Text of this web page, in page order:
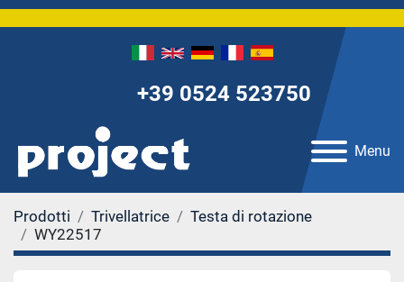
Menu
+39 0524 523750
Prodotti Trivellatrice
Testa di rotazione
WY22517